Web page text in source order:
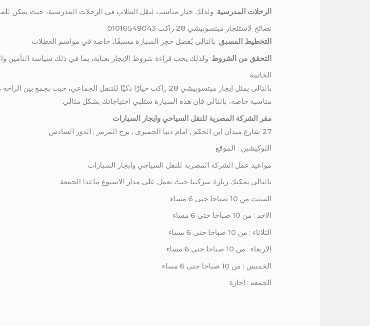
الرحلات المدرسية: ولذلك خيار مناسب لنقل الطلاب في الرحلات المدرسية، حيث يمكن
نصائح لاستئجار ميتسوبيشي 28 راكب 01016549043
التخطيط المسبق: بالتالى يُفضل حجز السيارة مسبقًا، خاصة في مواسم العطلات.
التحقق من الشروط: ولذلك يجب قراءة شروط الإيجار بعناية، بما في ذلك سياسة التأمين
الخاتمة
بالتالى يمثل إيجار ميتسوبيشي 28 راكب خيارًا ذكيًا للتنقل الجماعي،
مناسبة خاصة، بالتالى فإن هذه السيارة ستلبي احتياجاتك بشكل مثالي.
مقر الشركة المصرية للنقل السياحي وايجار السيارات
27 شارع ميدان ابن الحكم , امام دنيا الجمبرى , برج المرمر , الدور السادس
اللوكيشين : الموقع
مواعيد عمل الشركة المصرية للنقل السياحي وايجار السيارات
بالتالى يمكنك زيارة شركتنا حيث نعمل على مدار الاسبوع ماعدا الجمعة
السبت من 10 صباحا حتى 6 مساء
الاحد : من 10 صباحا حتى 6 مساء
الثلاثاء : من 10 صباحا حتى 6 مساء
الاربعاء : من 10 صباحا حتى 6 مساء
الخميس : من 10 صباحا حتى 6 مساء
الجمعه : اجازة